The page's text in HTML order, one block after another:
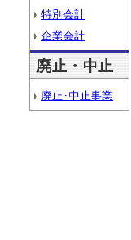
特別会計
企業会計
廃止・中止
廃止･中止事業